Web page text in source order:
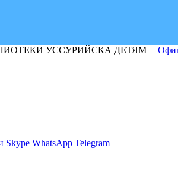
УССУРИЙСКА ДЕТЯМ |
Skype WhatsApp Telegram